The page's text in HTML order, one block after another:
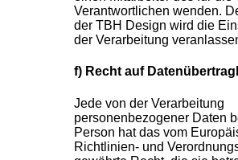
Verantwortlichen wenden.
der TBH Design wird die
der Verarbeitung
f) Recht auf
Jede von der Verarbeitung
personenbezogener Daten
Person hat das vom
Richtlinien- und